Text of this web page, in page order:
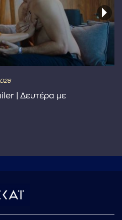
| Δευτέρα με